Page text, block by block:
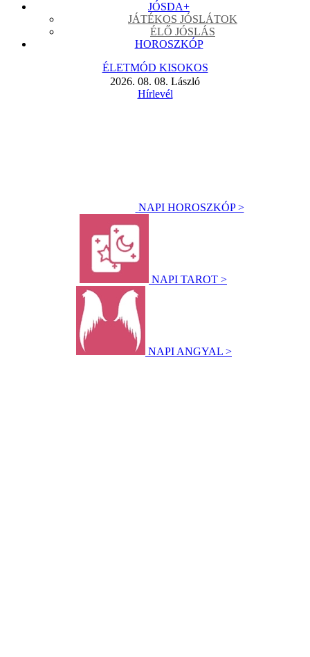
JÓSDA+
JÁTÉKOS JÓSLÁTOK
ÉLŐ JÓSLÁS
HOROSZKÓP
ÉLETMÓD KISOKOS
2026. 08. 08. László
Hírlevél
NAPI HOROSZKÓP >
NAPI TAROT >
NAPI ANGYAL >